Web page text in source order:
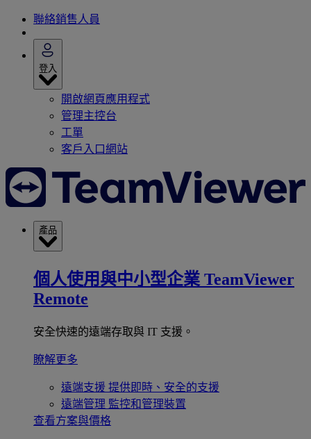
聯絡銷售人員
登入
開啟網頁應用程式
管理主控台
工單
客戶入口網站
產品
個人使用與中小型企業 TeamViewer
Remote
安全快速的遠端存取與 IT 支援。
瞭解更多
遠端支援 提供即時、安全的支援
遠端管理 監控和管理裝置
查看方案與價格